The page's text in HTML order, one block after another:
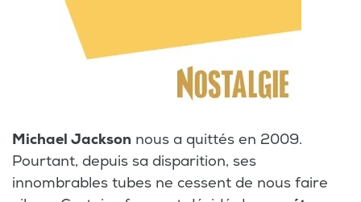
Michael Jackson nous a quittés en 2009.
Pourtant, depuis sa disparition, ses
innombrables tubes ne cessent de nous faire